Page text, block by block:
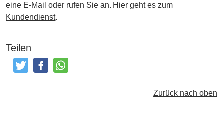
eine E-Mail oder rufen Sie an. Hier geht es zum
Kundendienst.
Teilen
TweetenPostenTeilen
Zurück nach oben